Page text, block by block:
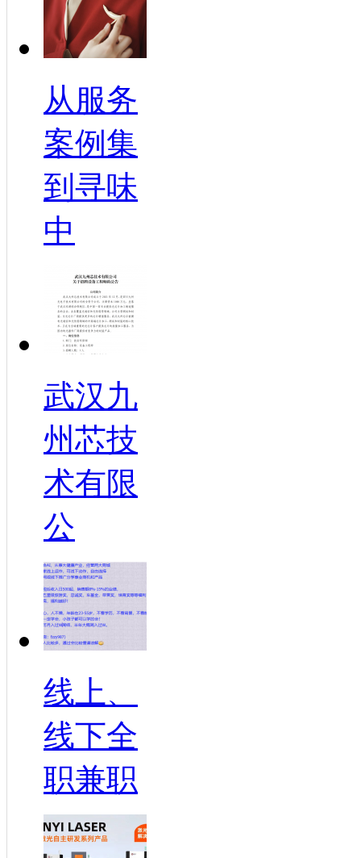
从服务
案例集
到寻味
中
武汉九
州芯技
术有限
公
线上、
线下全
职兼职